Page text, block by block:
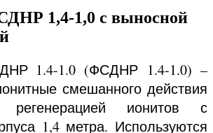
1,4-1,0 с выносной
1.4-1.0 (ФСДНР 1.4-1.0) –
смешанного действия
ионитов с
1,4 метра. Используются